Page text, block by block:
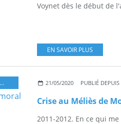
Voynet dès le début de
EN SAVOIR PLUS
MONTREUIL
21/05/2020 PUBLIÉ
2011-2012. En ce qui